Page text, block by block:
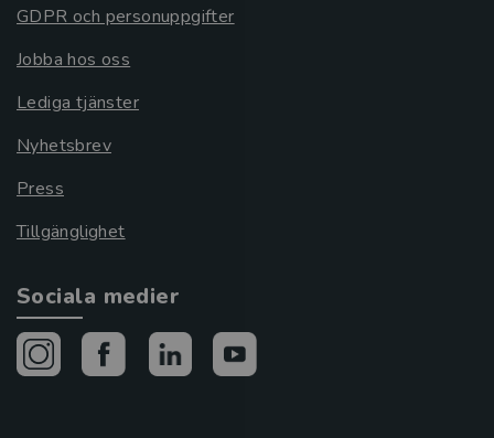
GDPR och personuppgifter
Jobba hos oss
Lediga tjänster
Nyhetsbrev
Press
Tillgänglighet
Sociala medier